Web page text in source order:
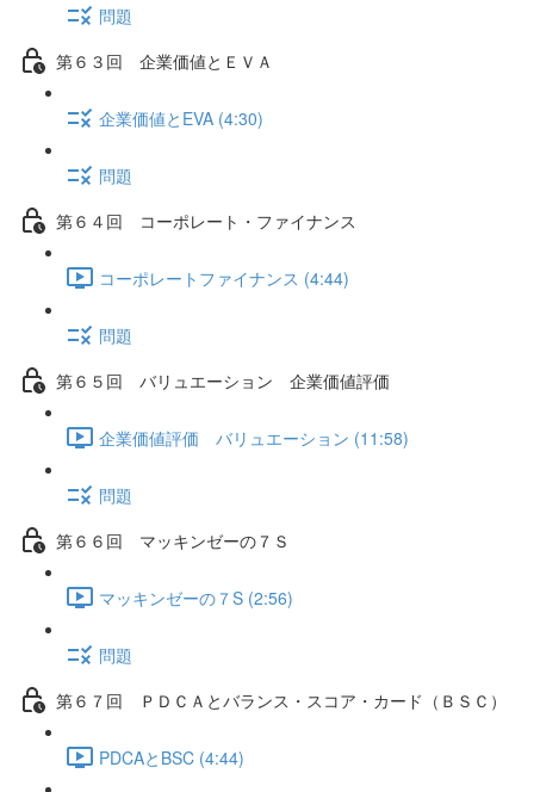
問題
第６３回 企業価値とＥＶＡ
企業価値とEVA (4:30)
問題
第６４回 コーポレート・ファイナンス
コーポレートファイナンス (4:44)
問題
第６５回 バリュエーション 企業価値評価
企業価値評価 バリュエーション (11:58)
問題
第６６回 マッキンゼーの７Ｓ
マッキンゼーの７S (2:56)
問題
第６７回 ＰＤＣＡとバランス・スコア・カード（ＢＳＣ）
PDCAとBSC (4:44)